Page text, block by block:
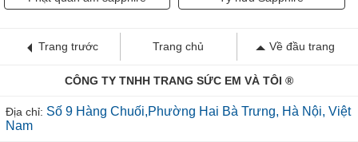
Trang trước Trang chủ Về đầu trang
CÔNG TY TNHH TRANG SỨC EM VÀ TÔI ®
Địa chỉ: Số 9 Hàng Chuối,Phường Hai Bà Trưng, Hà Nội, Việt
Nam